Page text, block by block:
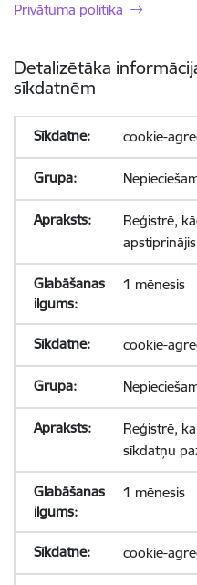
Privātuma politika
Detalizētāka
sīkdatnēm
cookie-
Reģistrē,
1 mēnesis
cookie-
Reģistrē,
sīkdatņu
1 mēnesis
cookie-